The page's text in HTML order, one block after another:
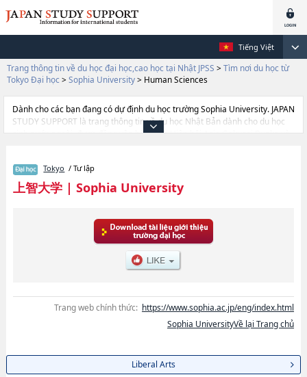
Tiếng Việt
Trang thông tin về du học đại học,cao học tại Nhật JPSS > Tìm nơi du học từ
Tokyo Đại học > Sophia University> Human Sciences
Dành cho các bạn đang có dự định du học trường Sophia University. JAPAN
STUDY SUPPORT là trang thông tin về du học Nhật Bản dành cho du học
sinh nước ngoài, được đồng vận hành bởi Hiệp hội Asia Gakusei Bunka và
StudieshoặcNgành SPSF（Sophia Program for Sustainable Futures）
hoặcNgành TheologyhoặcNgành HumanitieshoặcNgành LawhoặcNgành
EconomicshoặcNgành Foreign StudieshoặcNgành Human Sciences của
bạn đang tìm hiểu thông tin du học liên quan tới Sophia University thì hãy
sử dụng trang web này.Ngoài ra còn có cả thông tin của khoảng 1.300
trường đại học, cao học, trường đại học ngắn hạn, trường chuyên môn
Tokyo / Tư lập
上智大学| Sophia University
Trang web chính thức: https://www.sophia.ac.jp/eng/index.html
Sophia UniversityVề lại Trang chủ
Liberal Arts